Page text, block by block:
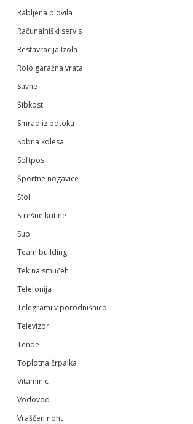
Rabljena plovila
Računalniški servis
Restavracija Izola
Rolo garažna vrata
Savne
Šibkost
Smrad iz odtoka
Sobna kolesa
Softpos
Športne nogavice
Stol
Strešne kritine
Sup
Team building
Tek na smučeh
Telefonija
Telegrami v porodnišnico
Televizor
Tende
Toplotna črpalka
Vitamin c
Vodovod
Vraščen noht